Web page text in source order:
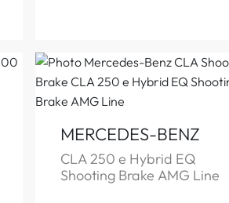
MERCEDES-BENZ
CLA 250 e Hybrid EQ
Shooting Brake AMG Line